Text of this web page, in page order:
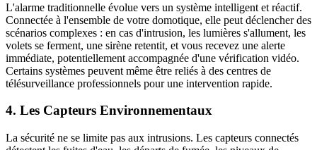
L'alarme traditionnelle évolue vers un système intelligent et réactif.
Connectée à l'ensemble de votre domotique, elle peut déclencher des
scénarios complexes : en cas d'intrusion, les lumières s'allument, les
volets se ferment, une sirène retentit, et vous recevez une alerte
immédiate, potentiellement accompagnée d'une vérification vidéo.
Certains systèmes peuvent même être reliés à des centres de
télésurveillance professionnels pour une intervention rapide.
4. Les Capteurs Environnementaux
La sécurité ne se limite pas aux intrusions. Les capteurs connectés